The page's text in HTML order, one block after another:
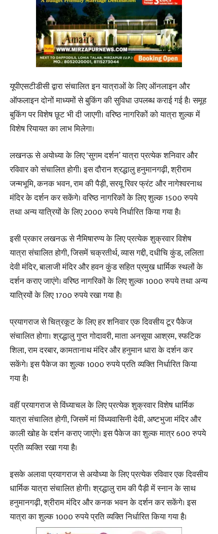
यूपीएसटीडीसी द्वारा संचालित इन यात्राओं के लिए ऑनलाइन और
ऑफलाइन दोनों माध्यमों से बुकिंग की सुविधा उपलब्ध कराई गई है। समूह
बुकिंग पर विशेष छूट भी दी जाएगी। वरिष्ठ नागरिकों को यात्रा शुल्क में
विशेष रियायत का लाभ मिलेगा।
लखनऊ से अयोध्या के लिए ‘सुगम दर्शन’ यात्रा प्रत्येक शनिवार और
रविवार को संचालित होगी। इस दौरान श्रद्धालु हनुमानगढ़ी, श्रीराम
जन्मभूमि, कनक भवन, राम की पैड़ी, सरयू रिवर फ्रंट और नागेश्वरनाथ
मंदिर के दर्शन कर सकेंगे। वरिष्ठ नागरिकों के लिए शुल्क 1500 रुपये
तथा अन्य यात्रियों के लिए 2000 रुपये निर्धारित किया गया है।
इसी प्रकार लखनऊ से नैमिषारण्य के लिए प्रत्येक शुक्रवार विशेष
यात्रा संचालित होगी, जिसमें चक्रतीर्थ, व्यास गद्दी, दधीचि कुंड, ललिता
देवी मंदिर, बालाजी मंदिर और हवन कुंड सहित प्रमुख धार्मिक स्थलों के
दर्शन कराए जाएंगे। वरिष्ठ नागरिकों के लिए शुल्क 1000 रुपये तथा अन्य
यात्रियों के लिए 1700 रुपये रखा गया है।
प्रयागराज से चित्रकूट के लिए हर शनिवार एक दिवसीय टूर पैकेज
संचालित होगा। श्रद्धालु गुप्त गोदावरी, माता अनसूया आश्रम, स्फटिक
शिला, राम दरबार, कामतानाथ मंदिर और हनुमान धारा के दर्शन कर
सकेंगे। इस पैकेज का शुल्क 1000 रुपये प्रति व्यक्ति निर्धारित किया
गया है।
वहीं प्रयागराज से विंध्याचल के लिए प्रत्येक शुक्रवार विशेष धार्मिक
यात्रा संचालित होगी, जिसमें मां विंध्यवासिनी देवी, अष्टभुजा मंदिर और
काली खोह के दर्शन कराए जाएंगे। इस पैकेज का शुल्क मात्र 600 रुपये
प्रति व्यक्ति रखा गया है।
इसके अलावा प्रयागराज से अयोध्या के लिए प्रत्येक रविवार एक दिवसीय
धार्मिक यात्रा संचालित होगी। श्रद्धालु राम की पैड़ी में स्नान के साथ
हनुमानगढ़ी, श्रीराम मंदिर और कनक भवन के दर्शन कर सकेंगे। इस
यात्रा का शुल्क 1000 रुपये प्रति व्यक्ति निर्धारित किया गया है।